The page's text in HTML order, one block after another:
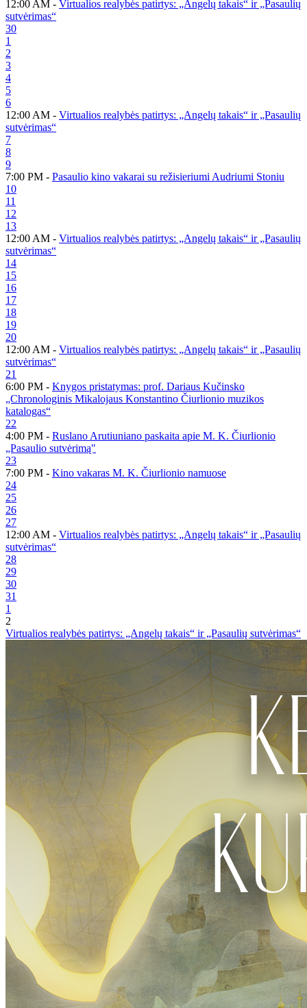
12:00 AM - Virtualios realybės patirtys: „Angelų takais“ ir „Pasaulių
sutvėrimas“
30
1
2
3
4
5
6
12:00 AM - Virtualios realybės patirtys: „Angelų takais“ ir „Pasaulių
sutvėrimas“
7
8
9
7:00 PM - Pasaulio kino vakarai su režisieriumi Audriumi Stoniu
10
11
12
13
12:00 AM - Virtualios realybės patirtys: „Angelų takais“ ir „Pasaulių
sutvėrimas“
14
15
16
17
18
19
20
12:00 AM - Virtualios realybės patirtys: „Angelų takais“ ir „Pasaulių
sutvėrimas“
21
6:00 PM - Knygos pristatymas: prof. Dariaus Kučinsko
„Chronologinis Mikalojaus Konstantino Čiurlionio muzikos
katalogas“
22
4:00 PM - Ruslano Arutiuniano paskaita apie M. K. Čiurlionio
„Pasaulio sutvėrimą"
23
7:00 PM - Kino vakaras M. K. Čiurlionio namuose
24
25
26
27
12:00 AM - Virtualios realybės patirtys: „Angelų takais“ ir „Pasaulių
sutvėrimas“
28
29
30
31
1
2
Virtualios realybės patirtys: „Angelų takais“ ir „Pasaulių sutvėrimas“